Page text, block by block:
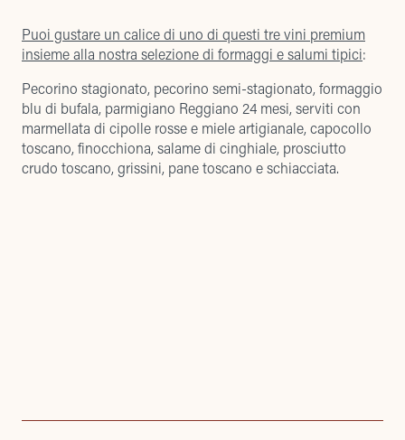
Puoi gustare un calice di uno di questi tre vini premium
insieme alla nostra selezione di formaggi e salumi tipici:
Pecorino stagionato, pecorino semi-stagionato, formaggio
blu di bufala, parmigiano Reggiano 24 mesi, serviti con
marmellata di cipolle rosse e miele artigianale, capocollo
toscano, finocchiona, salame di cinghiale, prosciutto
crudo toscano, grissini, pane toscano e schiacciata.